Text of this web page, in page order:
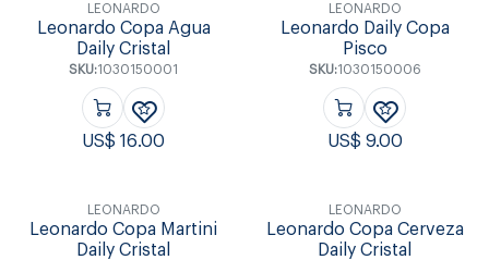
LEONARDO
Leonardo Copa Agua
Daily Cristal
SKU:1030150001
US$16.00
LEONARDO
Leonardo Daily Copa
Pisco
SKU:1030150006
US$ 9.00
LEONARDO
Leonardo Copa Martini
Daily Cristal
LEONARDO
Leonardo Copa Cerveza
Daily Cristal